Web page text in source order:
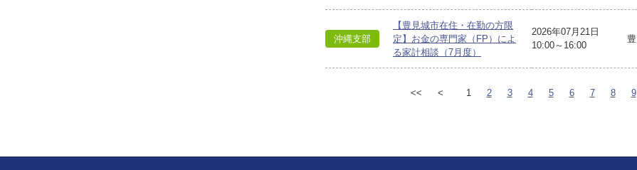
沖縄支部
【豊見城市在住・在勤の方限
定】お金の専門家（FP）によ
る家計相談（7月度）
2026年07月21日
10:00～16:00
<< < 1 2 3 4 5 6 7 8 9